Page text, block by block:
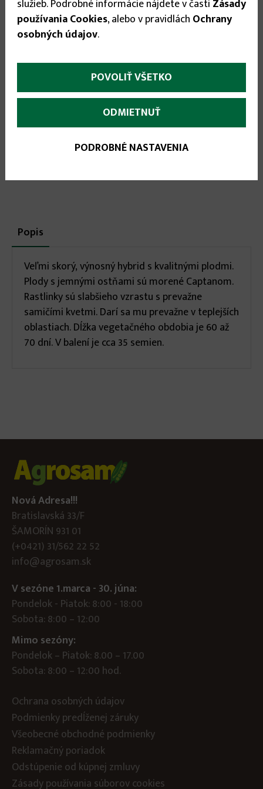
Odporúčané príslušenstvo:
More
infos
Popis
karta)
Veľmi skorý, výnosný hybrid s kvalitnými plodmi.
Plody s jemnými ostňami sú morené Captanom.
Rastlinky sú slabšieho vzrastu s prevažne
samičími kvetmi. Darí sa mu prevažne v teplejších
oblastiach. Dĺžka vegetačného obdobia je 60 až
70 dní. V balení je cca 35 semien.
Nová Adresa!!!
Bratislavská 33/F
ŠAMORÍN 931 01
(+0421) 31/562 22 52
info@agrosam.sk
V sezóne 1.marca - 30. júna:
Pondelok - Piatok: 8:00 - 18:00
Sobota: 8:00 – 12:00
Mimo sezóny:
Pondelok – Piatok: 8.00 – 17.00
Sobota: 8:00 – 12:00 hod.
Ochrana osobných údajov
Podmienky predĺženej záruky
Všeobecné obchodné podmienky
Reklamačný poriadok
Odstúpenie od kúpnej zmluvy
Zásady používania súborov cookies
služieb. Podrobné informácie nájdete v časti Zásady
používania Cookies, alebo v pravidlách Ochrany
osobných údajov.
POVOLIŤ VŠETKO
ODMIETNUŤ
PODROBNÉ NASTAVENIA